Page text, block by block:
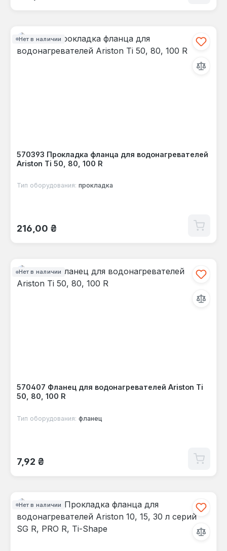
Нет в наличии
570393 Прокладка фланца для водонагревателей
Ariston Ti 50, 80, 100 R
Тип оборудования: прокладка
Обычная цена:
216,00 ₴
Нет в наличии
570407 Фланец для водонагревателей Ariston Ti
50, 80, 100 R
Тип оборудования: фланец
Обычная цена:
7,92 ₴
Нет в наличии